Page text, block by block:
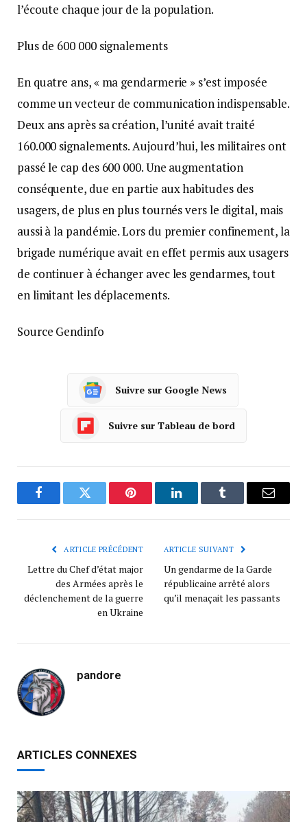
l’écoute chaque jour de la population.
Plus de 600 000 signalements
En quatre ans, « ma gendarmerie » s’est imposée
comme un vecteur de communication indispensable.
Deux ans après sa création, l’unité avait traité
160.000 signalements. Aujourd’hui, les militaires ont
passé le cap des 600 000. Une augmentation
conséquente, due en partie aux habitudes des
usagers, de plus en plus tournés vers le digital, mais
aussi à la pandémie. Lors du premier confinement, la
brigade numérique avait en effet permis aux usagers
de continuer à échanger avec les gendarmes, tout
en limitant les déplacements.
Source Gendinfo
Suivre sur Google News
Suivre sur Tableau de bord
FacebookTwitter Pinterest LinkedInTumblr
ARTICLE PRÉCÉDENT
Lettre du Chef d’état major
des Armées après le
déclenchement de la guerre
en Ukraine
ARTICLE SUIVANT
Un gendarme de la Garde
républicaine arrêté alors
qu’il menaçait les passants
pandore
ARTICLES CONNEXES